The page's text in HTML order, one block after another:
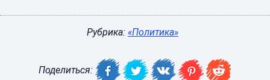
Рубрика: «Политика»
Поделиться: